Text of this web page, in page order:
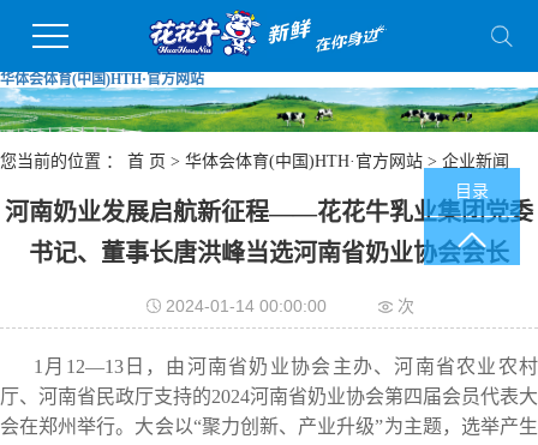
华体会体育(中国)HTH·官方网站
您当前的位置 ： 首 页 > 华体会体育(中国)HTH·官方网站 > 企业新闻
河南奶业发展启航新征程——花花牛乳业集团党委
书记、董事长唐洪峰当选河南省奶业协会会长
2024-01-14 00:00:00 次
1月12—13日，由河南省奶业协会主办、河南省农业农村
厅、河南省民政厅支持的2024河南省奶业协会第四届会员代表大
会在郑州举行。大会以“聚力创新、产业升级”为主题，选举产生
目录